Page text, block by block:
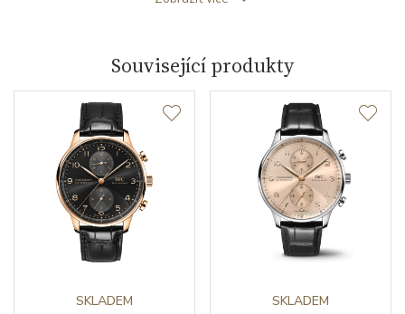
arabské číslice
Řemínek / Spona
Materiál řemínku kůže z aligátora
Barva řemínku
Doplňující údaje
Související produkty
SKLADEM SKLADEM